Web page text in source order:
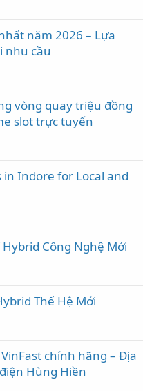
năm 2026 – Lựa
nhu cầu
vòng quay triệu đồng
slot trực tuyến
in Indore for Local and
Hybrid Công Nghệ Mới
Thế Hệ Mới
chính hãng – Địa
Hùng Hiền